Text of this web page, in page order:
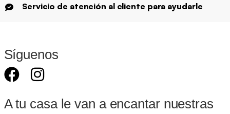
Servicio de atención al cliente para ayudarle
Síguenos
A tu casa le van a encantar nuestras